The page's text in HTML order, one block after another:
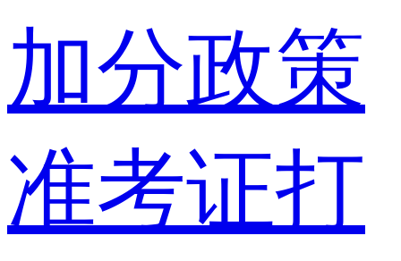
加分政策
准考证打